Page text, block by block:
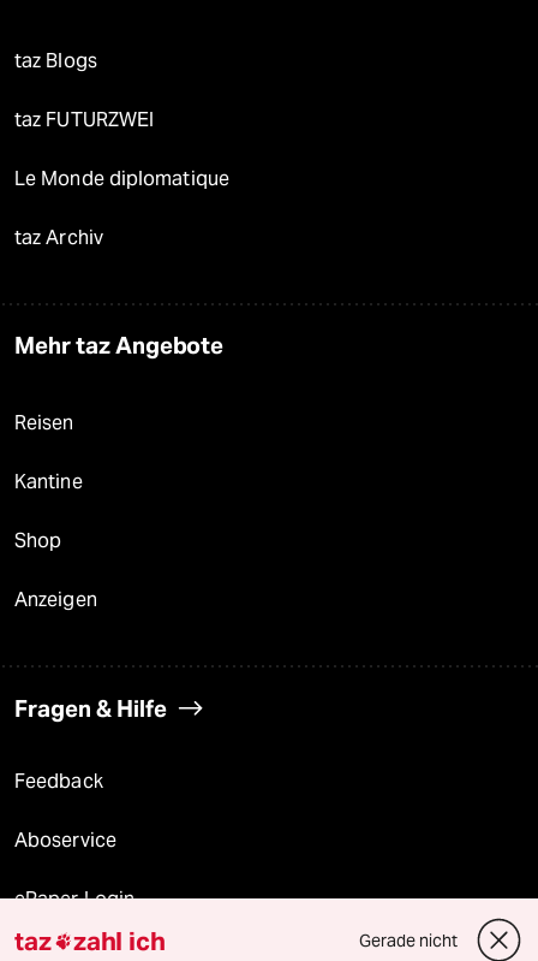
taz Blogs
taz FUTURZWEI
Le Monde diplomatique
taz Archiv
Mehr taz Angebote
Reisen
Kantine
Shop
Anzeigen
Fragen & Hilfe
Feedback
Aboservice
ePaper Login
taz zahl ich Gerade nicht